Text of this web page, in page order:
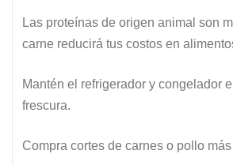
Las proteínas de origen animal son
carne reducirá tus costos en
Mantén el refrigerador y congelador
frescura.
Compra cortes de carnes o pollo